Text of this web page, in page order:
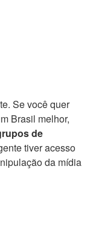
Se você quer
Brasil melhor,
de
tiver acesso
da mídia